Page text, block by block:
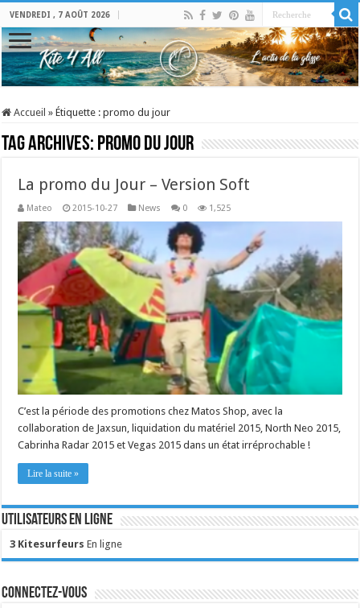
VENDREDI , 7 AOÛT 2026
Accueil » Étiquette :promo du jour
Tag Archives: promo du jour
La promo du Jour – Version Soft
Mateo 2015-10-27 News 0 1,525
C’est la période des promotions chez Matos Shop, avec la
collaboration de Jaxsun, liquidation du matériel 2015, North Neo 2015,
Cabrinha Radar 2015 et Vegas 2015 dans un état irréprochable !
Lire la suite »
Utilisateurs en ligne
3 Kitesurfeurs En ligne
Connectez-vous